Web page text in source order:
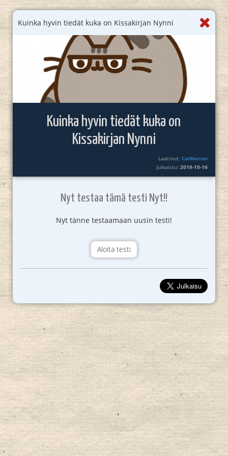
Kuinka hyvin tiedät kuka on Kissakirjan Nynni
Kuinka hyvin tiedät kuka on
Kissakirjan Nynni
Laatinut:CatManini
Julkaistu:2019-10-16
Nyt testaa tämä testi Nyt!!
Nyt tänne testaamaan uusin testi!
Aloita testi